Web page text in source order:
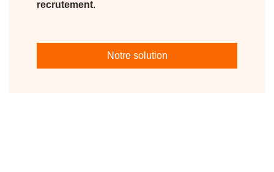
recrutement.
Notre solution